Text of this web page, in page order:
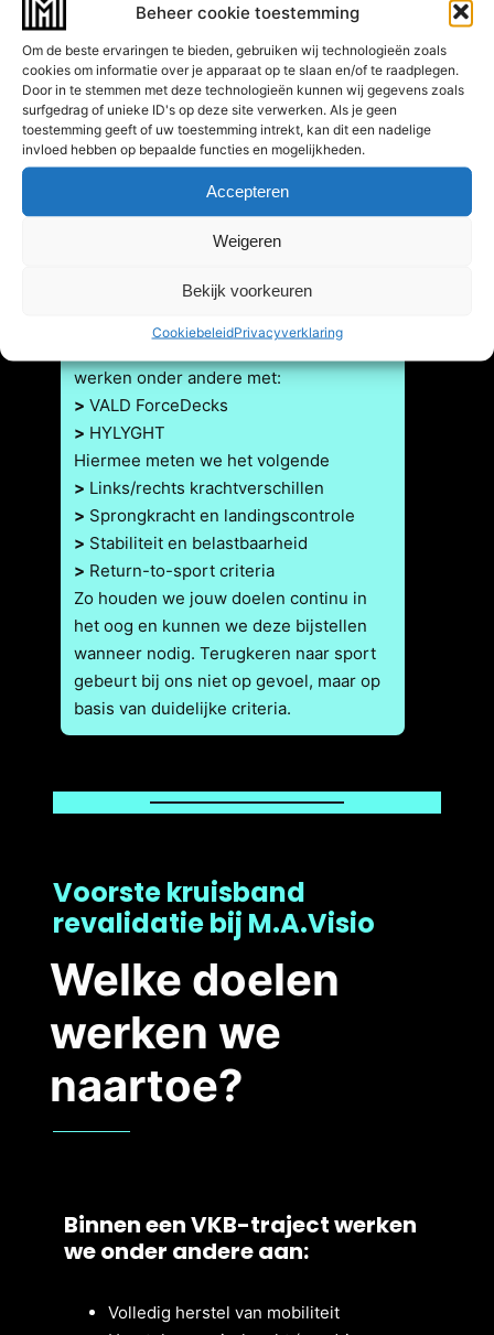
Beheer cookie toestemming
Om de beste ervaringen te bieden, gebruiken wij technologieën zoals
cookies om informatie over je apparaat op te slaan en/of te raadplegen.
Door in te stemmen met deze technologieën kunnen wij gegevens zoals
surfgedrag of unieke ID's op deze site verwerken. Als je geen
toestemming geeft of uw toestemming intrekt, kan dit een nadelige
invloed hebben op bepaalde functies en mogelijkheden.
Accepteren
Weigeren
Bekijk voorkeuren
CookiebeleidPrivacyverklaring
enkele weken en moet zorgvuldig
worden doorlopen. Structuren in en
rondom de knie hebben tijd nodig om
biologisch te herstellen.
Te snel opbouwen vergroot het risico op
nieuw letsel, ook van de nieuwe
voortgangsmetingen
Gedurende het hele traject voeren wij
werken onder andere met:
> VALD ForceDecks
> HYLYGHT
Hiermee meten we het volgende
> Links/rechts krachtverschillen
> Sprongkracht en landingscontrole
> Stabiliteit en belastbaarheid
> Return-to-sport criteria
Zo houden we jouw doelen continu in
het oog en kunnen we deze bijstellen
wanneer nodig. Terugkeren naar sport
gebeurt bij ons niet op gevoel, maar op
basis van duidelijke criteria.
Voorste kruisband
revalidatie bij M.A.Visio
Welke doelen
werken we
naartoe?
Binnen een VKB-traject werken
we onder andere aan:
Volledig herstel van mobiliteit